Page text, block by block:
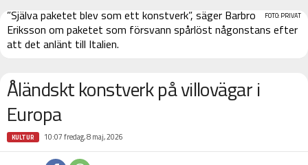
FOTO: PRIVAT
”Själva paketet blev som ett konstverk”, säger Barbro
Eriksson om paketet som försvann spårlöst någonstans efter
att det anlänt till Italien.
Åländskt konstverk på villovägar i
Europa
KULTUR 10:07 fredag, 8 maj, 2026